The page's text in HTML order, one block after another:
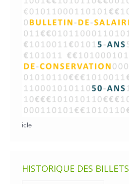
icle
HISTORIQUE DES BILLETS